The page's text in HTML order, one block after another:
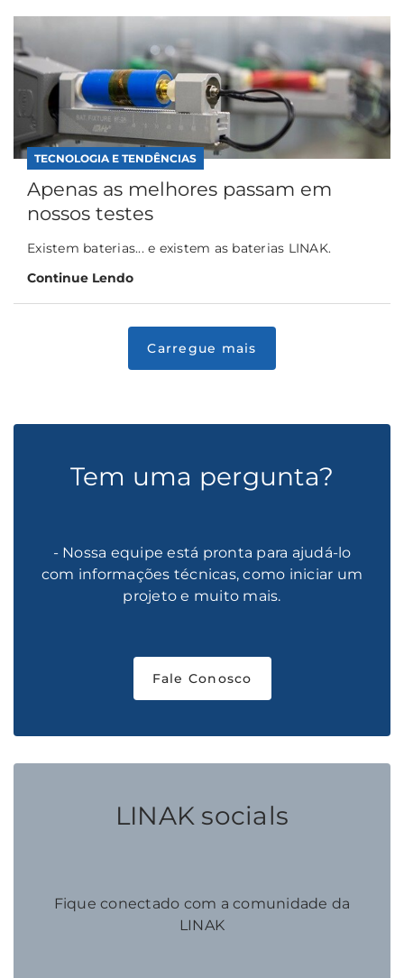
TECNOLOGIA E TENDÊNCIAS
Apenas as melhores passam em
nossos testes
Existem baterias... e existem as baterias LINAK.
Continue Lendo
Tem uma pergunta?
- Nossa equipe está pronta para ajudá-lo
com informações técnicas, como iniciar um
projeto e muito mais.
Fale Conosco
LINAK socials
Fique conectado com a comunidade da
LINAK